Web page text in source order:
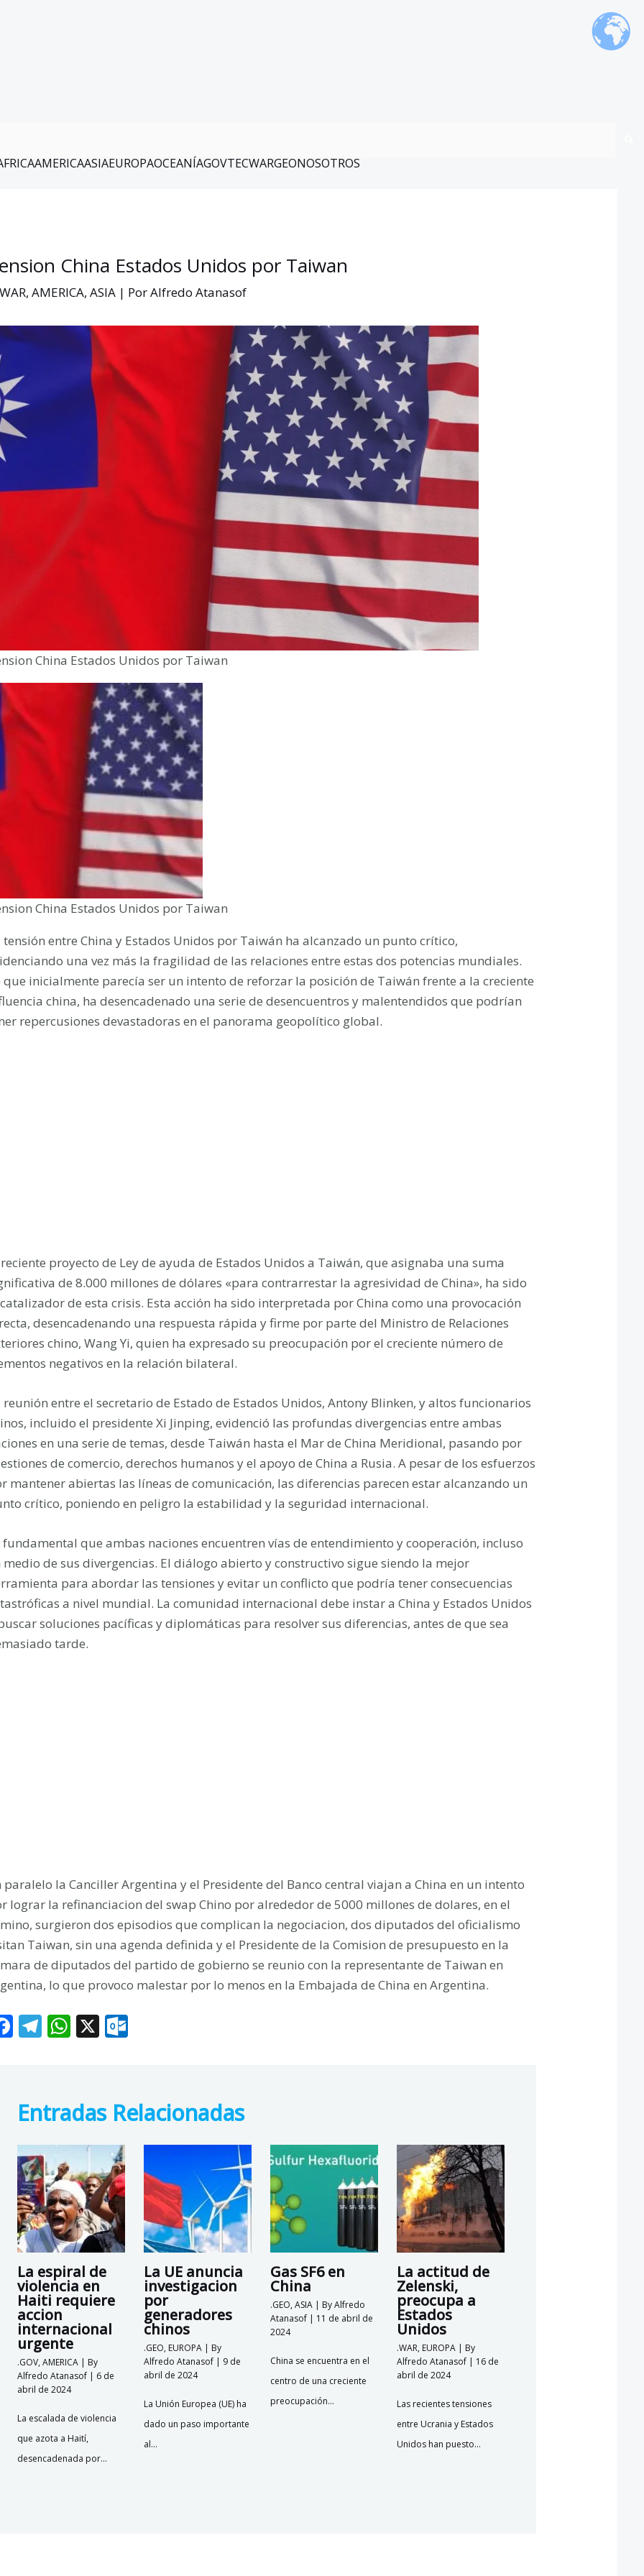
AMERICAASIAEUROPAOCEANÍAGOVTECWARGEONOSOTROS
China Estados Unidos por Taiwan
, AMERICA, ASIA| PorAlfredo Atanasof
China Estados Unidos por Taiwan
China Estados Unidos por Taiwan
tensión entre China y Estados Unidos por Taiwán ha alcanzado un punto crítico,
una vez más la fragilidad de las relaciones entre estas dos potencias mundiales.
que inicialmente parecía ser un intento de reforzar la posición de Taiwán frente a la creciente
china, ha desencadenado una serie de desencuentros y malentendidos que podrían
repercusiones devastadoras en el panorama geopolítico global.
proyecto de Ley de ayuda de Estados Unidos a Taiwán, que asignaba una suma
de 8.000 millones de dólares «para contrarrestar la agresividad de China», ha sido
de esta crisis. Esta acción ha sido interpretada por China como una provocación
desencadenando una respuesta rápida y firme por parte del Ministro de Relaciones
chino, Wang Yi, quien ha expresado su preocupación por el creciente número de
negativos en la relación bilateral.
reunión entre el secretario de Estado de Estados Unidos, Antony Blinken, y altos funcionarios
incluido el presidente Xi Jinping, evidenció las profundas divergencias entre ambas
en una serie de temas, desde Taiwán hasta el Mar de China Meridional, pasando por
de comercio, derechos humanos y el apoyo de China a Rusia. A pesar de los esfuerzos
mantener abiertas las líneas de comunicación, las diferencias parecen estar alcanzando un
crítico, poniendo en peligro la estabilidad y la seguridad internacional.
fundamental que ambas naciones encuentren vías de entendimiento y cooperación, incluso
medio de sus divergencias. El diálogo abierto y constructivo sigue siendo la mejor
para abordar las tensiones y evitar un conflicto que podría tener consecuencias
a nivel mundial. La comunidad internacional debe instar a China y Estados Unidos
soluciones pacíficas y diplomáticas para resolver sus diferencias, antes de que sea
tarde.
paralelo la Canciller Argentina y el Presidente del Banco central viajan a China en un intento
lograr la refinanciacion del swap Chino por alrededor de 5000 millones de dolares, en el
surgieron dos episodios que complican la negociacion, dos diputados del oficialismo
Taiwan, sin una agenda definida y el Presidente de la Comision de presupuesto en la
de diputados del partido de gobierno se reunio con la representante de Taiwan en
lo que provoco malestar por lo menos en la Embajada de China en Argentina.
F
o
o
k
T
a
m
W
s
A
p
p
X O
o
k.
m
Entradas Relacionadas
La espiral de
violencia en
Haiti requiere
accion
internacional
urgente
.GOV,AMERICA | By
Alfredo Atanasof | 6 de
abril de 2024
La escalada de violencia
que azota a Haití,
desencadenada por…
La UE anuncia
investigacion
por
generadores
chinos
.GEO, EUROPA | By
Alfredo Atanasof | 9 de
abril de 2024
La Unión Europea (UE) ha
dado un paso importante
al…
Gas SF6 en
China
.GEO,ASIA | ByAlfredo
Atanasof | 11 de abril de
2024
China se encuentra en el
centro de una creciente
preocupación…
La actitud de
Zelenski,
preocupa a
Estados
Unidos
.WAR, EUROPA | By
Alfredo Atanasof | 16 de
abril de 2024
Las recientes tensiones
entre Ucrania y Estados
Unidos han puesto…